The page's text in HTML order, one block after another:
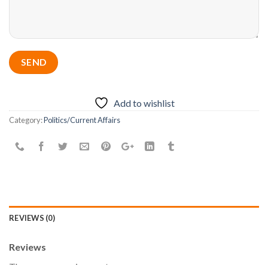
Add to wishlist
Category:Politics/Current Affairs
REVIEWS (0)
Reviews